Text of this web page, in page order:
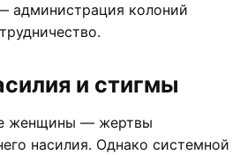
администрация колоний
и стигмы
женщины — жертвы
насилия. Однако системной